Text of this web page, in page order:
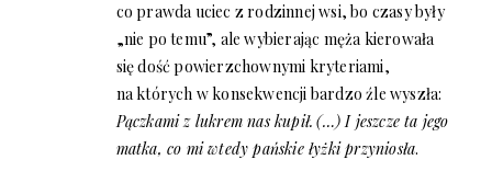
co prawda uciec z rodzinnej wsi, bo czasy były
„nie po temu”, ale wybierając męża kierowała
się dość powierzchownymi kryteriami,
na których w konsekwencji bardzo źle wyszła:
Pączkami z lukrem nas kupił. (…) I jeszcze ta jego
matka, co mi wtedy pańskie łyżki przyniosła.